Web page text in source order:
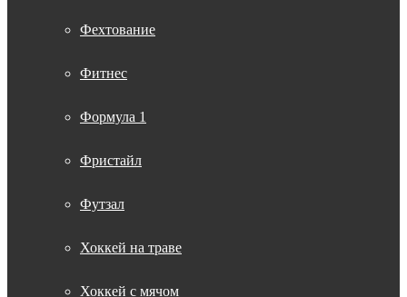
Фехтование
Фитнес
Формула 1
Фристайл
Футзал
Хоккей на траве
Хоккей с мячом